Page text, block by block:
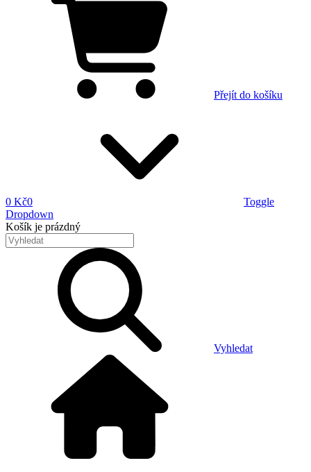
Přejít do košíku
0 Kč0
Toggle
Dropdown
Košík je prázdný
Vyhledat